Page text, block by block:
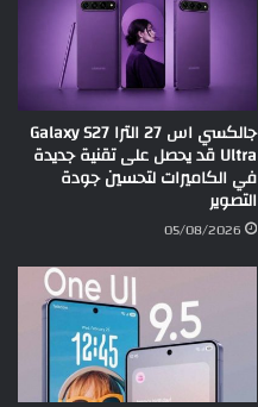
جالكسي اس 27 الترا Galaxy S27
Ultra قد يحصل على تقنية جديدة
في الكاميرات لتحسين جودة
التصوير
05/08/2026